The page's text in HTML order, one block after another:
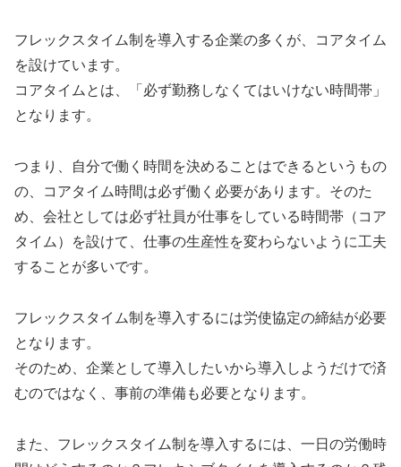
フレックスタイム制を導入する企業の多くが、コアタイム
を設けています。
コアタイムとは、「必ず勤務しなくてはいけない時間帯」
となります。
つまり、自分で働く時間を決めることはできるというもの
の、コアタイム時間は必ず働く必要があります。そのた
め、会社としては必ず社員が仕事をしている時間帯（コア
タイム）を設けて、仕事の生産性を変わらないように工夫
することが多いです。
フレックスタイム制を導入するには労使協定の締結が必要
となります。
そのため、企業として導入したいから導入しようだけで済
むのではなく、事前の準備も必要となります。
また、フレックスタイム制を導入するには、一日の労働時